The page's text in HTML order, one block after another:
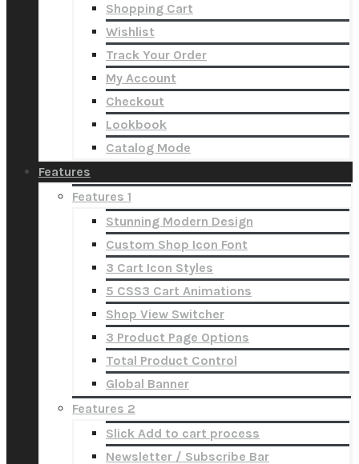
Shopping Cart
Wishlist
Track Your Order
My Account
Checkout
Lookbook
Catalog Mode
Features
Features 1
Stunning Modern Design
Custom Shop Icon Font
3 Cart Icon Styles
5 CSS3 Cart Animations
Shop View Switcher
3 Product Page Options
Total Product Control
Global Banner
Features 2
Slick Add to cart process
Newsletter / Subscribe Bar